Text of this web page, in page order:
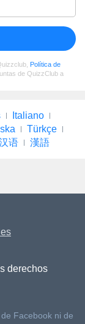
Política de
de QuizzClub a
Italiano
Türkçe
语 漢語
derechos
Facebook ni de